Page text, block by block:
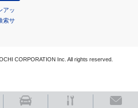
アッ
索サ
CORPORATION Inc. All rights reserved.